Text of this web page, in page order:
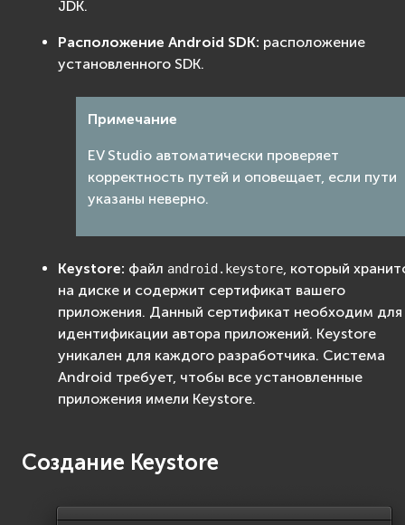
JDK.
Расположение Android SDK: расположение
установленного SDK.
Примечание
EV Studio автоматически проверяет
корректность путей и оповещает, если пути
указаны неверно.
Keystore: файл android.keystore, который
на диске и содержит сертификат вашего
приложения. Данный сертификат необходим для
идентификации автора приложений. Keystore
уникален для каждого разработчика. Система
Android требует, чтобы все установленные
приложения имели Keystore.
Создание Keystore